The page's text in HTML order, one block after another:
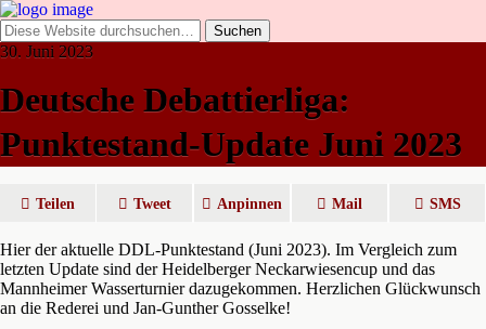
30. Juni 2023
Deutsche Debattierliga:
Punktestand-Update Juni 2023
Teilen Tweet Anpinnen Mail SMS
Hier der aktuelle DDL-Punktestand (Juni 2023). Im Vergleich zum
letzten Update sind der Heidelberger Neckarwiesencup und das
Mannheimer Wasserturnier dazugekommen. Herzlichen Glückwunsch
an die Rederei und Jan-Gunther Gosselke!